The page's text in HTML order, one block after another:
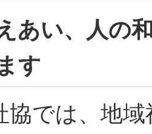
あい、人の
す
協では、地